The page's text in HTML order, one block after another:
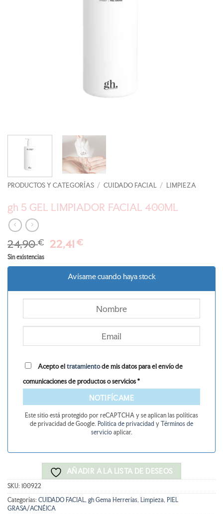
PRODUCTOS Y CATEGORÍAS / CUIDADO FACIAL / LIMPIEZA
gh 5 GEL LIMPIADOR FACIAL 400ML
24,90€ El
original
24,90 €.
22,41€El
actual
es:
22,41 €.
Sin existencias
Avísame cuando haya stock
Acepto eltratamientode mis datos para el envío de
comunicaciones de productos o servicios *
NOTIFÍCAME
Este sitio está protegido por reCAPTCHA y se aplican las políticas
de privacidad de Google. Politica de privacidad y Términos de
servicio aplicar.
AÑADIR A LA LISTA DE DESEOS
SKU: 100922
Categorías: CUIDADO FACIAL, gh Gema Herrerías, Limpieza, PIEL
GRASA/ACNÉICA